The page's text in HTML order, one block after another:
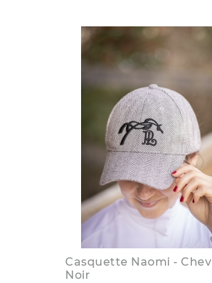
Casquette Naomi -
Noir